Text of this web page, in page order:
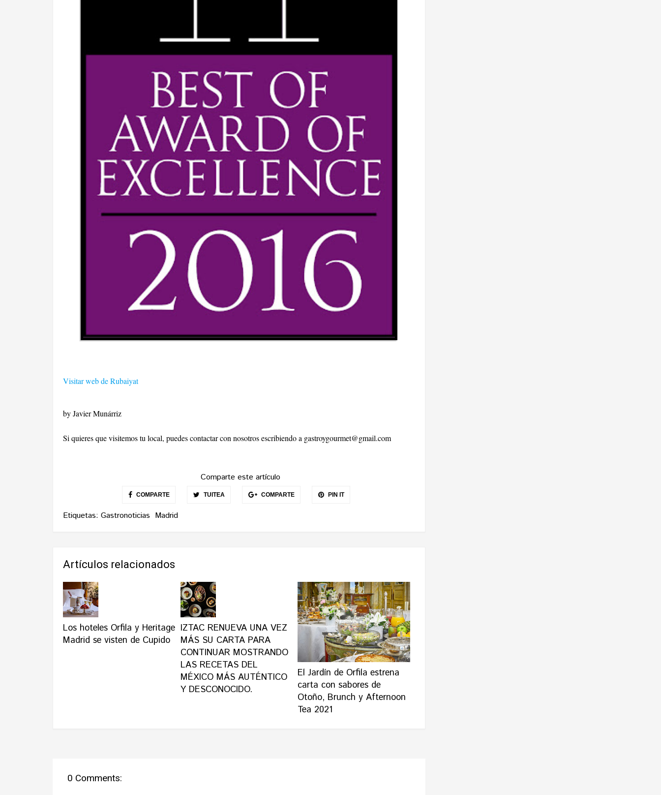
Visitar web de Rubaiyat
by Javier Munárriz
Si quieres que visitemos tu local, puedes contactar con nosotros escribiendo a gastroygourmet@gmail.com
Comparte este artículo
COMPARTE TUITEA COMPARTE PIN IT
Etiquetas: Gastronoticias Madrid
Artículos relacionados
Los hoteles Orfila y Heritage
Madrid se visten de Cupido
IZTAC RENUEVA UNA VEZ
MÁS SU CARTA PARA
CONTINUAR MOSTRANDO
LAS RECETAS DEL
MÉXICO MÁS AUTÉNTICO
Y DESCONOCIDO.
El Jardín de Orfila estrena
carta con sabores de
Otoño, Brunch y Afternoon
Tea 2021
0 Comments: